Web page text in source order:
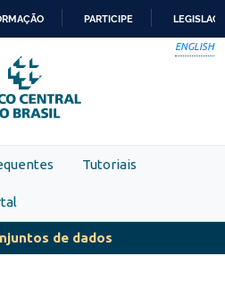
PARA
O
CONTEÚDO
PARTICIPE
ENGLISH
Tutoriais
de dados